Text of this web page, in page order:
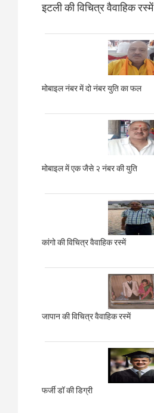
इटली की विचित्र वैवाहिक रस्में
मोबाइल नंबर में दो नंबर युति का फल
मोबाइल में एक जैसे २ नंबर की युति
कांगो की विचित्र वैवाहिक रस्में
जापान की विचित्र वैवाहिक रस्में
फर्जी डॉ की डिग्री